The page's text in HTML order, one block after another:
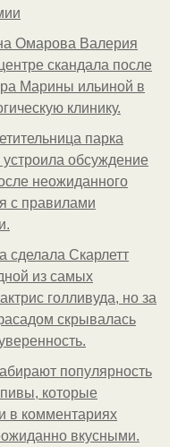
Омарова Валерия
скандала после
Марины ильиной в
клинику.
парка
устроила обсуждение
неожиданного
с правилами
сделала Скарлетт
из самых
голливуда, но за
скрывалась
популярность
которые
в комментариях
вкусными.